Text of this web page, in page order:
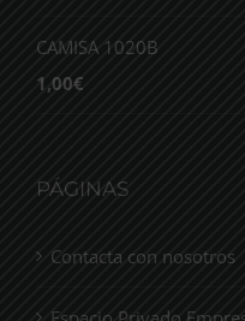
CAMISA 1020B
1,00€
PÁGINAS
Contacta con nosotros